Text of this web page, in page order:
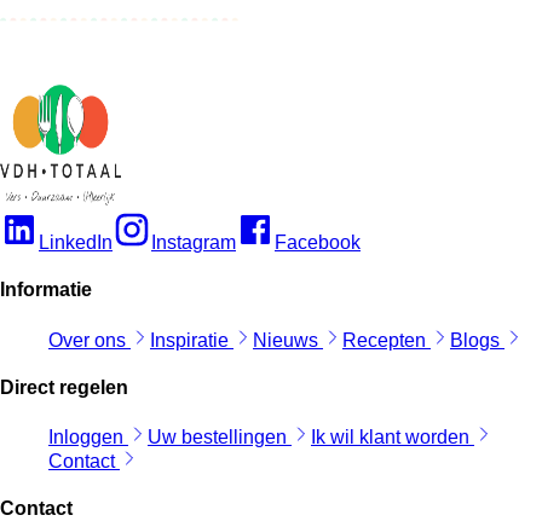
LinkedIn Instagram Facebook
Informatie
Over ons Inspiratie Nieuws Recepten Blogs
Direct regelen
Inloggen Uw bestellingen
Ik wil klant worden
Contact
Contact